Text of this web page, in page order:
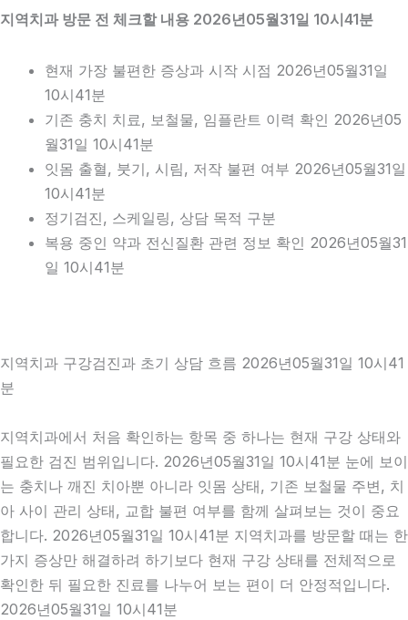
지역치과 방문 전 체크할 내용 2026년05월31일 10시41분
현재 가장 불편한 증상과 시작 시점 2026년05월31일
10시41분
기존 충치 치료, 보철물, 임플란트 이력 확인 2026년05
월31일 10시41분
잇몸 출혈, 붓기, 시림, 저작 불편 여부 2026년05월31일
10시41분
정기검진, 스케일링, 상담 목적 구분
복용 중인 약과 전신질환 관련 정보 확인 2026년05월31
일 10시41분
지역치과 구강검진과 초기 상담 흐름 2026년05월31일 10시41
분
지역치과에서 처음 확인하는 항목 중 하나는 현재 구강 상태와
필요한 검진 범위입니다. 2026년05월31일 10시41분 눈에 보이
는 충치나 깨진 치아뿐 아니라 잇몸 상태, 기존 보철물 주변, 치
아 사이 관리 상태, 교합 불편 여부를 함께 살펴보는 것이 중요
합니다. 2026년05월31일 10시41분 지역치과를 방문할 때는 한
가지 증상만 해결하려 하기보다 현재 구강 상태를 전체적으로
확인한 뒤 필요한 진료를 나누어 보는 편이 더 안정적입니다.
2026년05월31일 10시41분